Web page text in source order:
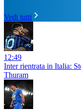
Vedi tutti
12:49
Inter rientrata in Italia:
Thuram